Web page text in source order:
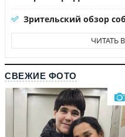
Зрительский обзор
ЧИТАТЬ
СВЕЖИЕ ФОТО